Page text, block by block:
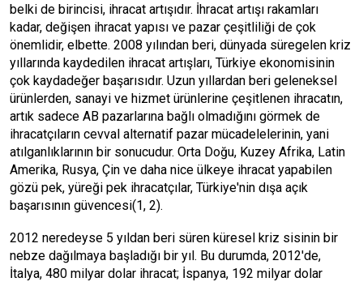
belki de birincisi, ihracat artışıdır. İhracat artışı rakamları
kadar, değişen ihracat yapısı ve pazar çeşitliliği de çok
önemlidir, elbette. 2008 yılından beri, dünyada süregelen kriz
yıllarında kaydedilen ihracat artışları, Türkiye ekonomisinin
çok kaydadeğer başarısıdır. Uzun yıllardan beri geleneksel
ürünlerden, sanayi ve hizmet ürünlerine çeşitlenen ihracatın,
artık sadece AB pazarlarına bağlı olmadığını görmek de
ihracatçıların cevval alternatif pazar mücadelelerinin, yani
atılganlıklarının bir sonucudur. Orta Doğu, Kuzey Afrika, Latin
Amerika, Rusya, Çin ve daha nice ülkeye ihracat yapabilen
gözü pek, yüreği pek ihracatçılar, Türkiye'nin dışa açık
başarısının güvencesi(1, 2).
2012 neredeyse 5 yıldan beri süren küresel kriz sisinin bir
nebze dağılmaya başladığı bir yıl. Bu durumda, 2012'de,
İtalya, 480 milyar dolar ihracat; İspanya, 192 milyar dolar